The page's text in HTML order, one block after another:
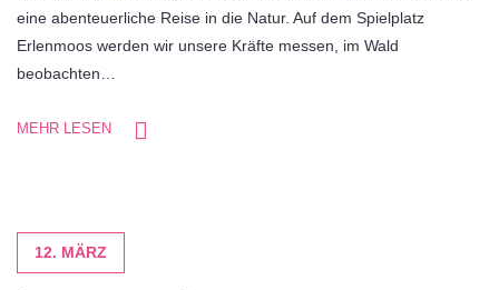
eine abenteuerliche Reise in die Natur. Auf dem Spielplatz
Erlenmoos werden wir unsere Kräfte messen, im Wald
beobachten…
MEHR LESEN
12. MÄRZ